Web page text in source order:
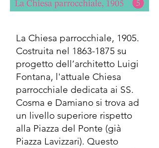
La Chiesa parrocchiale, 1905.
Costruita nel 1863-1875 su
progetto dell’architetto Luigi
Fontana, l'attuale Chiesa
parrocchiale dedicata ai SS.
Cosma e Damiano si trova ad
un livello superiore rispetto
alla Piazza del Ponte (già
Piazza Lavizzari). Questo